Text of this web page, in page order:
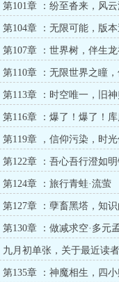
第101章 ：纷至沓来，风
第104章 ：无限可能，版
第107章 ：世界树，伴生
第110章 ：无限世界之瞳
第113章 ：时空唯一，旧
第116章 ：爆了！爆了！库
第119章 ，信仰污染，时
第122章 ：吾心吾行澄如
束！
第124章 ：旅行青蛙·流萤
第127章 ：孽畜黑塔，知
第130章 ：做减求空·多元
九月初单张，关于最近读
第135章 ：神魔相生，四